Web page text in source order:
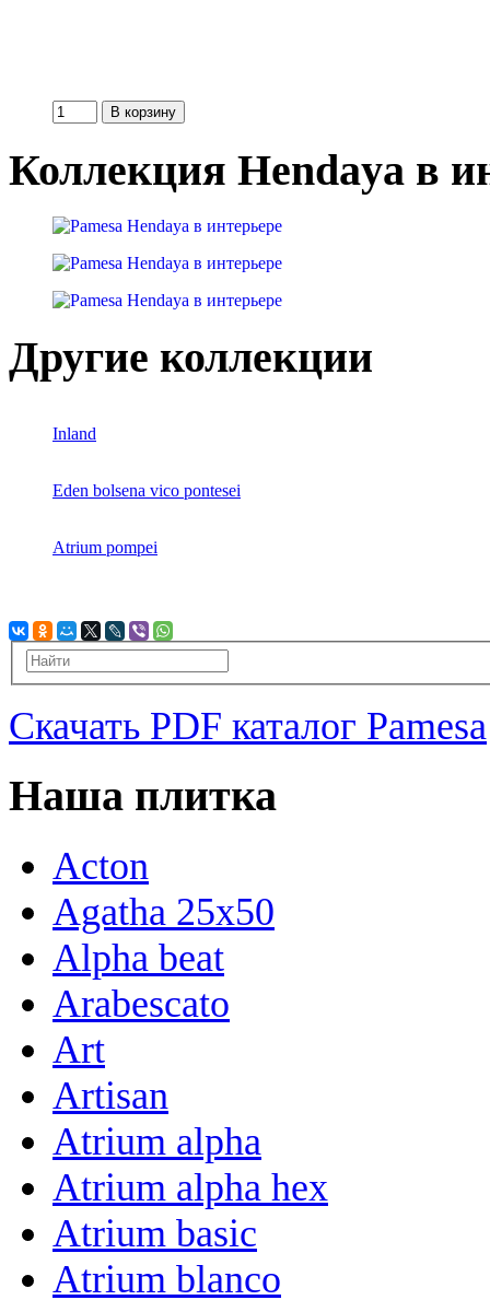
Коллекция Hendaya в
Другие коллекции
Inland
Eden bolsena vico pontesei
Atrium pompei
Скачать PDF каталог Pamesa
Наша плитка
Acton
Agatha 25x50
Alpha beat
Arabescato
Art
Artisan
Atrium alpha
Atrium alpha hex
Atrium basic
Atrium blanco